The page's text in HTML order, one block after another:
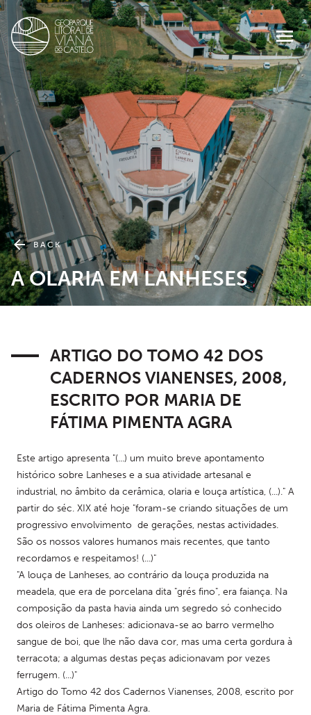
BACK
A OLARIA EM LANHESES
ARTIGO DO TOMO 42 DOS
CADERNOS VIANENSES, 2008,
ESCRITO POR MARIA DE
FÁTIMA PIMENTA AGRA
Este artigo apresenta "(...) um muito breve apontamento
histórico sobre Lanheses e a sua atividade artesanal e
industrial, no âmbito da cerâmica, olaria e louça artística, (...)." A
partir do séc. XIX até hoje "foram-se criando situações de um
progressivo envolvimento  de gerações, nestas actividades.
São os nossos valores humanos mais recentes, que tanto
recordamos e respeitamos! (...)"
"A louça de Lanheses, ao contrário da louça produzida na
meadela, que era de porcelana dita "grés fino", era faiança. Na
composição da pasta havia ainda um segredo só conhecido
dos oleiros de Lanheses: adicionava-se ao barro vermelho
sangue de boi, que lhe não dava cor, mas uma certa gordura à
terracota; a algumas destas peças adicionavam por vezes
ferrugem. (...)"
Artigo do Tomo 42 dos Cadernos Vianenses, 2008, escrito por
Maria de Fátima Pimenta Agra.